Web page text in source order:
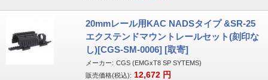
20mmレール用KAC NADSタイプ &SR-25
エクステンドマウントレールセット(刻印な
し)[CGS-SM-0006] [取寄]
メーカー: CGS (EMGxT8 SP SYTEMS)
販売価格(税込): 12,672 円